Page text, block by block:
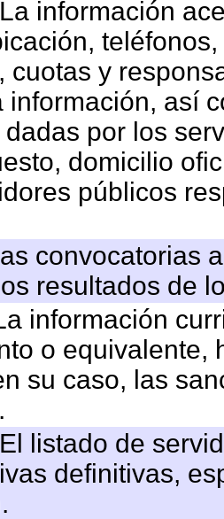
información
cuotas y
información, así
por los
domicilio
públicos
convocatorias
resultados de
información
o equivalente,
su caso, las
listado de
definitivas,